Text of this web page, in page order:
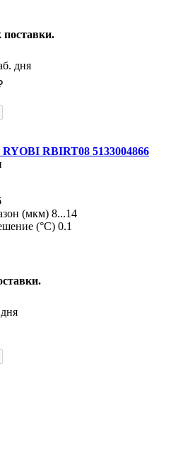
дня
RYOBI RBIRT08 5133004866
(мкм) 8...14
(°С) 0.1